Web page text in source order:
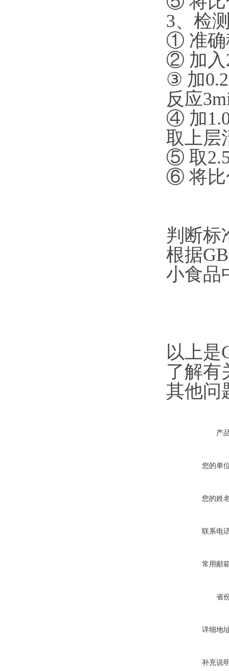
3、检
① 准确
② 加入
③ 加
反应
④ 加
取上层
⑤ 取
⑥ 将比
判断标
根据
小食品
以上是
了解有
其他问
产
您的单
您的姓
联系电
常用邮
省
详细地
补充说